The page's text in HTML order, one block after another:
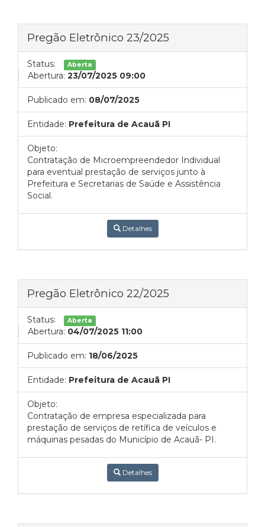
Pregão Eletrônico 23/2025
Status: Aberta
Abertura: 23/07/2025 09:00
Publicado em: 08/07/2025
Entidade: Prefeitura de Acauã PI
Objeto:
Contratação de Microempreendedor Individual
para eventual prestação de serviços junto à
Prefeitura e Secretarias de Saúde e Assistência
Social.
Detalhes
Pregão Eletrônico 22/2025
Status: Aberta
Abertura: 04/07/2025 11:00
Publicado em: 18/06/2025
Entidade: Prefeitura de Acauã PI
Objeto:
Contratação de empresa especializada para
prestação de serviços de retífica de veículos e
máquinas pesadas do Município de Acauã- PI.
Detalhes